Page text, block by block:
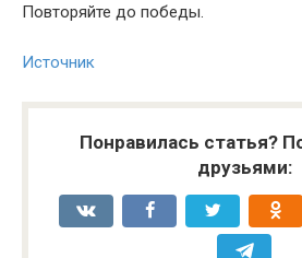
Повторяйте до победы.
Источник
Понравилась статья?
друзьями: